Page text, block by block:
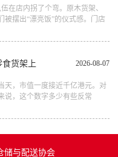
在店内拐了个弯。原木货架、
被摆出“漂亮饭”的仪式感。门店
2026-08-07
食货架上
，市值一度接近千亿港元。对
说，这个数字多少有些反常
储与配送协会